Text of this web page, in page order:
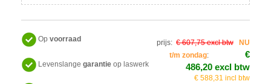
Op voorraad
Levenslange garantie op laswerk
prijs: € 607,75 excl btw
NU
t/m zondag:
€
486,20 excl btw
€ 588,31 incl btw